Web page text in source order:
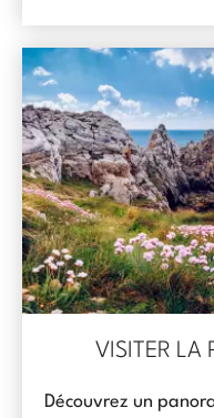
VISITER LA
Découvrez un